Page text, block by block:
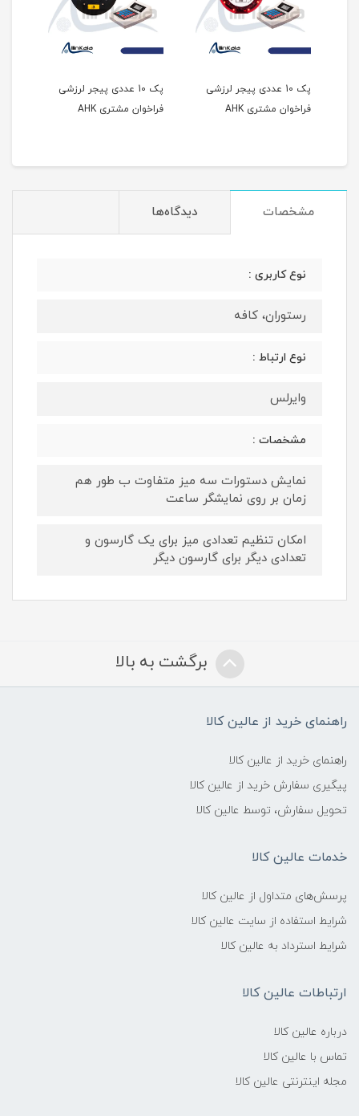
پک 10 عددی پیجر لرزشی
فراخوان مشتری AHK
پک 10 عددی پیجر لرزشی
فراخوان مشتری AHK
مشخصات دیدگاه‌ها
نوع کاربری :
رستوران، کافه
نوع ارتباط :
وایرلس
مشخصات :
نمایش دستورات سه میز متفاوت ب طور هم
زمان بر روی نمایشگر ساعت
امکان تنظیم تعدادی میز برای یک گارسون و
تعدادی دیگر برای گارسون دیگر
برگشت به بالا
راهنمای خرید از عالین کالا
راهنمای خرید از عالین کالا
پیگیری سفارش خرید از عالین کالا
تحویل سفارش، توسط عالین کالا
خدمات عالین کالا
پرسش‌های متداول از عالین کالا
شرایط استفاده از سایت عالین کالا
شرایط استرداد به عالین کالا
ارتباطات عالین کالا
درباره عالین کالا
تماس با عالین کالا
مجله اینترنتی عالین کالا